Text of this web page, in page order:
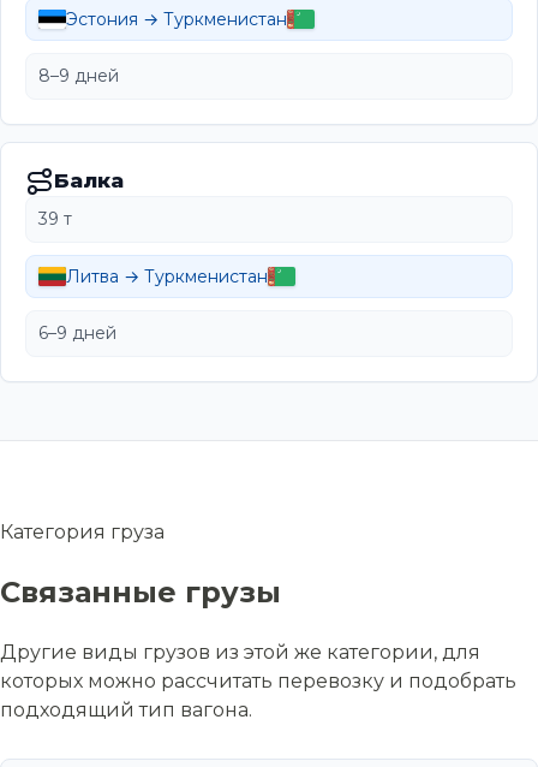
Эстония → Туркменистан
8–9 дней
Балка
39 т
Литва → Туркменистан
6–9 дней
Категория груза
Связанные грузы
Другие виды грузов из этой же категории, для
которых можно рассчитать перевозку и подобрать
подходящий тип вагона.